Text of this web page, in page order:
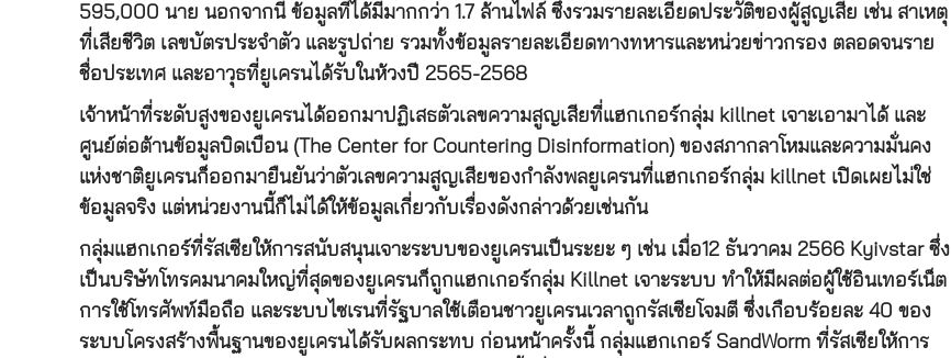
595,000 นาย นอกจากนี้ ข้อมูลที่ได้มีมากกว่า 1.7 ล้านไฟล์ ซึ่งรวมรายละเอียดประวัติของผู้สูญเสีย เช่น สาเหตุ
ที่เสียชีวิต เลขบัตรประจำตัว และรูปถ่าย รวมทั้งข้อมูลรายละเอียดทางทหารและหน่วยข่าวกรอง ตลอดจนราย
ชื่อประเทศ และอาวุธที่ยูเครนได้รับในห้วงปี 2565-2568
เจ้าหน้าที่ระดับสูงของยูเครนได้ออกมาปฏิเสธตัวเลขความสูญเสียที่แฮกเกอร์กลุ่ม killnet เจาะเอามาได้ และ
ศูนย์ต่อต้านข้อมูลบิดเบือน (The Center for Countering Disinformation) ของสภากลาโหมและความมั่นคง
แห่งชาติยูเครนก็ออกมายืนยันว่าตัวเลขความสูญเสียของกำลังพลยูเครนที่แฮกเกอร์กลุ่ม killnet เปิดเผยไม่ใช่
ข้อมูลจริง แต่หน่วยงานนี้ก็ไม่ได้ให้ข้อมูลเกี่ยวกับเรื่องดังกล่าวด้วยเช่นกัน
กลุ่มแฮกเกอร์ที่รัสเซียให้การสนับสนุนเจาะระบบของยูเครนเป็นระยะ ๆ เช่น เมื่อ12 ธันวาคม 2566 Kyivstar ซึ่ง
เป็นบริษัทโทรคมนาคมใหญ่ที่สุดของยูเครนก็ถูกแฮกเกอร์กลุ่ม Killnet เจาะระบบ ทำให้มีผลต่อผู้ใช้อินเทอร์เน็ต
การใช้โทรศัพท์มือถือ และระบบไซเรนที่รัฐบาลใช้เตือนชาวยูเครนเวลาถูกรัสเซียโจมตี ซึ่งเกือบร้อยละ 40 ของ
ระบบโครงสร้างพื้นฐานของยูเครนได้รับผลกระทบ ก่อนหน้าครั้งนี้ กลุ่มแฮกเกอร์ SandWorm ที่รัสเซียให้การ